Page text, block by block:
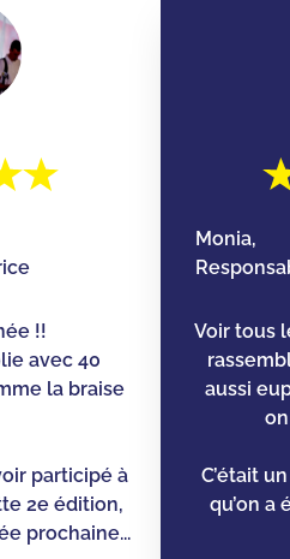
!!
avec 40
la braise
participé à
2e édition,
prochaine...
Monia,
Voir tous
aussi
C’était
qu’on a